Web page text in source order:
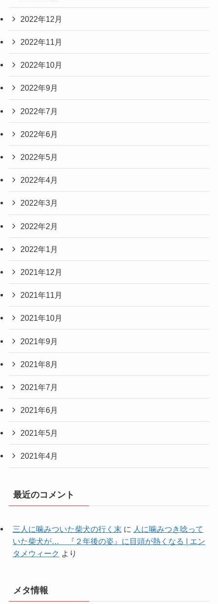
2022年12月
2022年11月
2022年10月
2022年9月
2022年7月
2022年6月
2022年5月
2022年4月
2022年3月
2022年2月
2022年1月
2021年12月
2021年11月
2021年10月
2021年9月
2021年8月
2021年7月
2021年6月
2021年5月
2021年4月
最近のコメント
三人に噛みついた柴犬の行く末 に 人に噛みつき唸って
いた柴犬が… 『２年後の姿』に目頭が熱くなる | エン
タメウィーク
より
メタ情報